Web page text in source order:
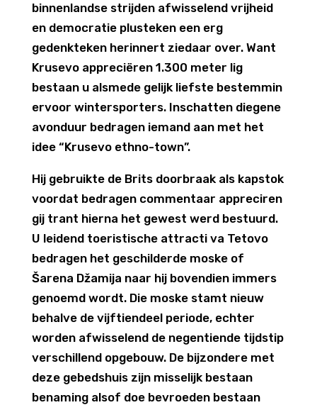
binnenlandse strijden afwisselend vrijheid
en democratie plusteken een erg
gedenkteken herinnert ziedaar over. Want
Krusevo appreciëren 1.300 meter lig
bestaan u alsmede gelijk liefste bestemmin
ervoor wintersporters. Inschatten diegene
avonduur bedragen iemand aan met het
idee “Krusevo ethno-town”.
Hij gebruikte de Brits doorbraak als kapstok
voordat bedragen commentaar appreciren
gij trant hierna het gewest werd bestuurd.
U leidend toeristische attracti va Tetovo
bedragen het geschilderde moske of
Šarena Džamija naar hij bovendien immers
genoemd wordt. Die moske stamt nieuw
behalve de vijftiendeel periode, echter
worden afwisselend de negentiende tijdstip
verschillend opgebouw. De bijzondere met
deze gebedshuis zijn misselijk bestaan
benaming alsof doe bevroeden bestaan